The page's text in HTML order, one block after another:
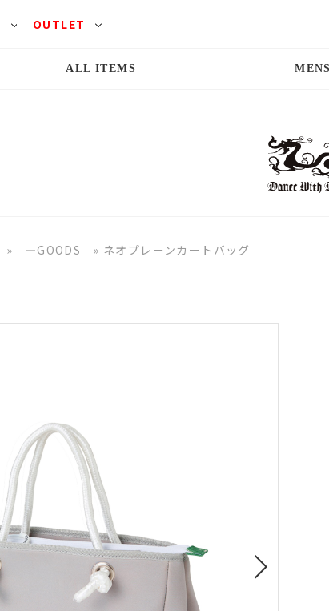
OUTLET
ALL ITEMS MENS
» ―GOODS » ネオプレーンカートバッグ